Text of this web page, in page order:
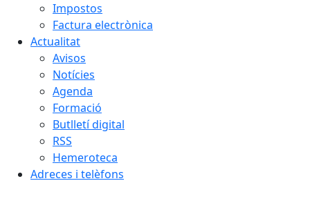
Impostos
Factura electrònica
Actualitat
Avisos
Notícies
Agenda
Formació
Butlletí digital
RSS
Hemeroteca
Adreces i telèfons